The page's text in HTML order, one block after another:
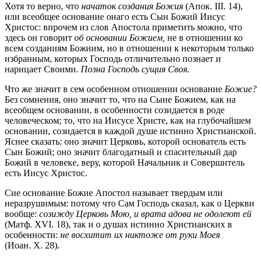
Хотя то верно, что начаток создания Божия (Апок. III. 14),
или всеобщее основание онаго есть Сын Божий Иисус
Христос: впрочем из слов Апостола приметить можно, что
здесь он говорит об основании Божием, не в отношении ко
всем созданиям Божиим, но в отношении к некоторым только
избранным, которых Господь отличительно познает и
нарицает Своими. Позна Господь сущия Своя.
Что же значит в сем особенном отношении основание Божие?
Без сомнения, оно значит то, чтo на Сыне Божием, как на
всеобщем основании, в особенности созидается в роде
человеческом; то, чтo на Иисусе Христе, как на глубочайшем
основании, созидается в каждой душе истинно Христианской.
Яснее сказать: оно значит Церковь, которой основатель есть
Сын Божий; оно значит благодатный и спасительный дар
Божий в человеке, веру, которой Начальник и Совершитель
есть Иисус Христос.
Сие основание Божие Апостол называет твердым или
неразрушимым: потому что Сам Господь сказал, как о Церкви
вообще: созижду Церковь Мою, и врата адова не одолеют ей
(Матф. XVI. 18), так и о душах истинно Христианских в
особенности: не восхитит их никтоже от руки Моея
(Иоан. X. 28).